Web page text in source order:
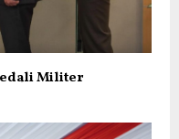
Militer